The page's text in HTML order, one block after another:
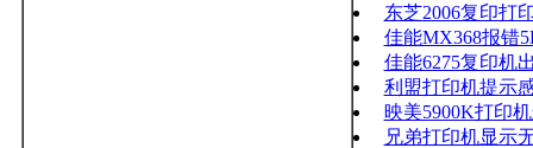
东芝2006复印打
佳能MX368报错
佳能6275复印机
利盟打印机提示
映美5900K打印
兄弟打印机显示